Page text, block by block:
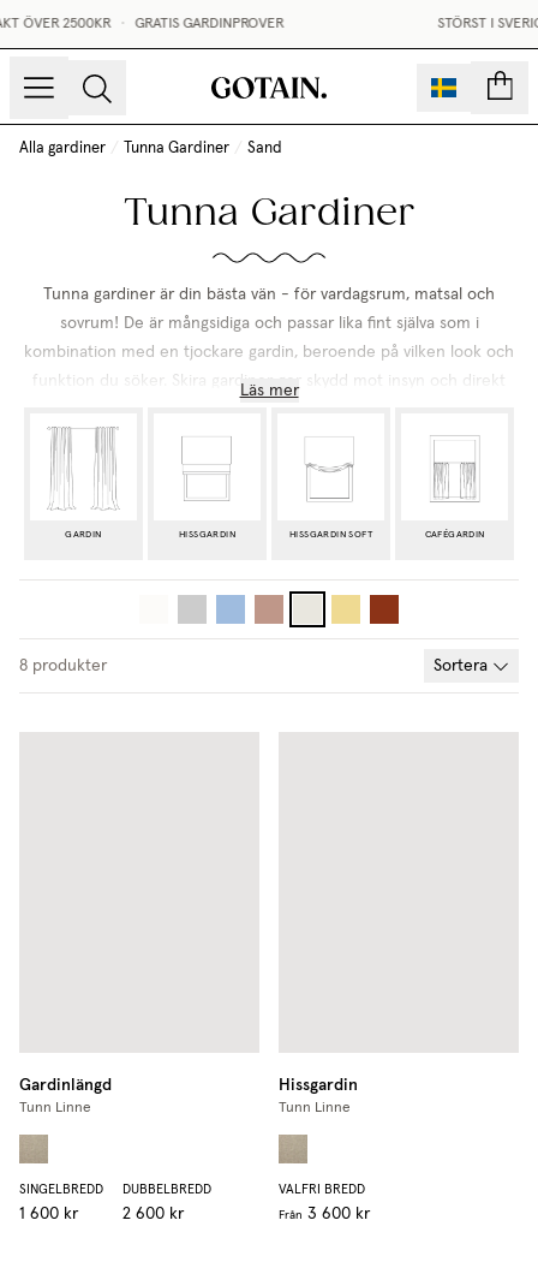
2500KR • GRATIS GARDINPROVER STÖRST I SVERIGE
Alla gardiner / Tunna Gardiner / Sand
Tunna Gardiner
Tunna gardiner är din bästa vän - för vardagsrum, matsal och
sovrum! De är mångsidiga och passar lika fint själva som i
kombination med en tjockare gardin, beroende på vilken look och
funktion du söker. Skira gardiner ger skydd mot insyn och direkt
ombonad och textil känsla i inredningen.
Läs mer
GARDIN HISSGARDIN HISSGARDIN SOFT CAFÉGARDIN
8 produkter Sortera
Gardinlängd
Tunn Linne
SINGELBREDD
1 600 kr
DUBBELBREDD
2 600 kr
Hissgardin
Tunn Linne
VALFRI BREDD
Från 3 600 kr